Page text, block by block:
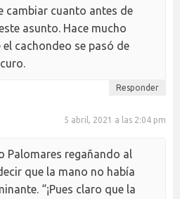
cambiar cuanto antes de
asunto. Hace mucho
cachondeo se pasó de
Responder
5 abril, 2021 a las 2:04 pm
Palomares regañando al
que la mano no había
“¡Pues claro que la